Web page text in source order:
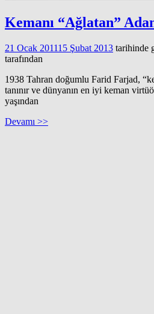
Kemanı “Ağlatan”
21 Ocak 201115 Şubat 2013 tarihinde
tarafından
1938 Tahran doğumlu Farid Farjad,
tanınır ve dünyanın en iyi keman
yaşından
Devamı >>